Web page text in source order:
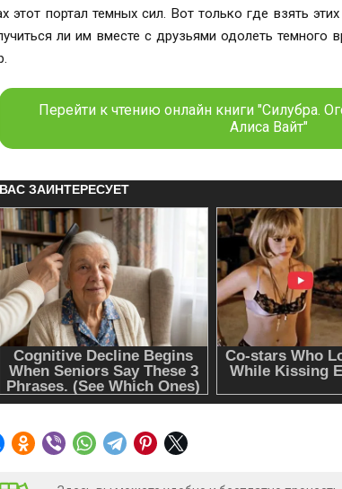
этот портал темных сил. Вот только где взять
ли им вместе с друзьями одолеть темного
Перейти к чтению онлайн книги "Силубра.
Алиса Вайт"